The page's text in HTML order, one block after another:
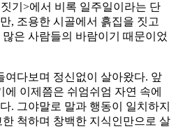
기>에서 비록 일주일이라는 단
, 조용한 시골에서 흙집을 짓고
은 사람들의 바람이기 때문이었
여다보며 정신없이 살아왔다. 앞
이제쯤은 쉬엄쉬엄 자연 속에
. 그야말로 말과 행동이 일치하지
척하며 창백한 지식인만으로 살